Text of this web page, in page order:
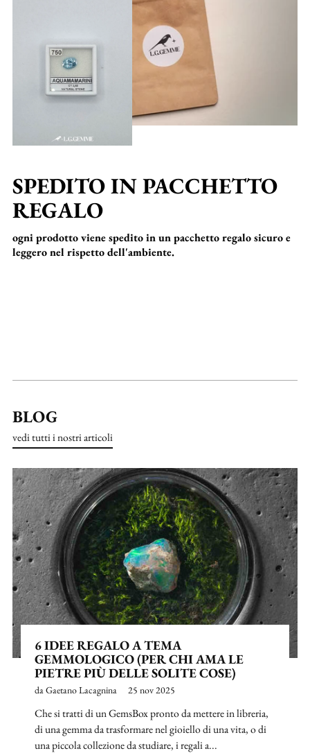
SPEDITO IN PACCHETTO
REGALO
ogni prodotto viene spedito in un pacchetto regalo sicuro e
leggero nel rispetto dell'ambiente.
BLOG
vedi tutti i nostri articoli
6 IDEE REGALO A TEMA
GEMMOLOGICO (PER CHI AMA LE
PIETRE PIÙ DELLE SOLITE COSE)
da Gaetano Lacagnina 25 nov 2025
Che si tratti di un GemsBox pronto da mettere in libreria,
di una gemma da trasformare nel gioiello di una vita, o di
una piccola collezione da studiare, i regali a...